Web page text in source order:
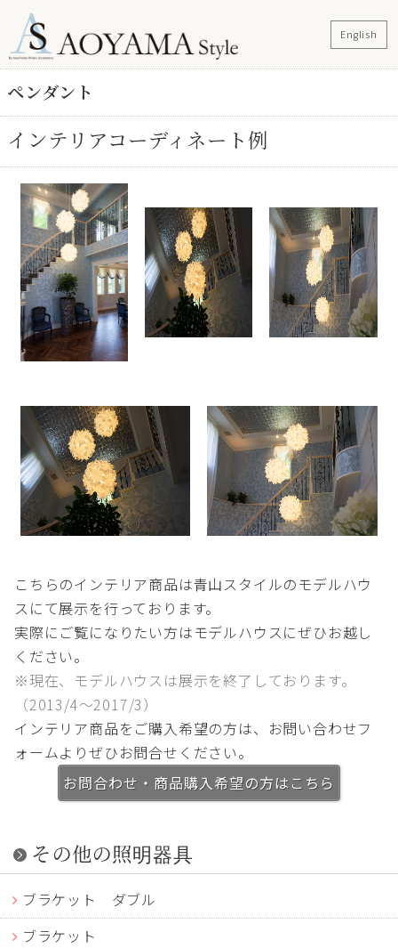
English
ペンダント
インテリアコーディネート例
こちらのインテリア商品は青山スタイルのモデルハウ
スにて展示を行っております。
実際にご覧になりたい方はモデルハウスにぜひお越し
ください。
※現在、モデルハウスは展示を終了しております。
（2013/4～2017/3）
インテリア商品をご購入希望の方は、お問い合わせフ
ォームよりぜひお問合せください。
お問合わせ・商品購入希望の方はこちら
その他の照明器具
ブラケット ダブル
ブラケット